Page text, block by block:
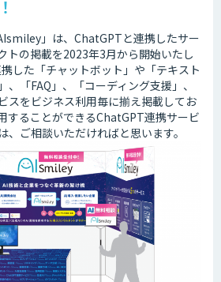
」は、ChatGPTと連携したサー
トの掲載を2023年3月から開始いたし
した「チャットボット」や「テキスト
「FAQ」、「コーディング支援」、
スをビジネス利用毎に揃え掲載してお
することができるChatGPT連携サービ
、ご相談いただければと思います。